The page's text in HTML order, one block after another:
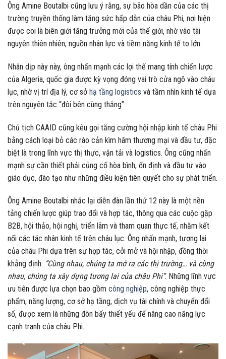
Ông Amine Boutalbi cũng lưu ý rằng, sự bão hòa dần của các thị
trường truyền thống làm tăng sức hấp dẫn của châu Phi, nơi hiện
được coi là biên giới tăng trưởng mới của thế giới, nhờ vào tài
nguyên thiên nhiên, nguồn nhân lực và tiềm năng kinh tế to lớn.
Nhân dịp này này, ông nhấn mạnh các lợi thế mang tính chiến lược
của Algeria, quốc gia được kỳ vọng đóng vai trò cửa ngõ vào châu
lục, nhờ vị trí địa lý, cơ sở hạ tầng logistics và tầm nhìn kinh tế dựa
trên nguyên tắc “đôi bên cùng thắng”.
Chủ tịch CAAID cũng kêu gọi tăng cường hội nhập kinh tế châu Phi
bằng cách loại bỏ các rào cản kìm hãm thương mại và đầu tư, đặc
biệt là trong lĩnh vực thị thực, vận tải và logistics. Ông cũng nhấn
mạnh sự cần thiết phải củng cố hòa bình, ổn định và đầu tư vào
giáo dục, đào tạo như những điều kiện tiên quyết cho sự phát triển.
Ông Amine Boutalbi nhắc lại diễn đàn lần thứ 12 này là một nền
tảng chiến lược giúp trao đổi và hợp tác, thông qua các cuộc gặp
B2B, hội thảo, hội nghị, triển lãm và tham quan thực tế, nhằm kết
nối các tác nhân kinh tế trên châu lục. Ông nhấn mạnh, tương lai
của châu Phi dựa trên sự hợp tác, cởi mở và hội nhập, đồng thời
khẳng định: “Cùng nhau, chúng ta mở ra các thị trường… và cùng
nhau, chúng ta xây dựng tương lai của châu Phi”. Những lĩnh vực
ưu tiên được lựa chọn bao gồm công nghiệp, công nghiệp thực
phẩm, năng lượng, cơ sở hạ tầng, dịch vụ tài chính và chuyển đổi
số, được xem là những đòn bẩy thiết yếu để nâng cao năng lực
cạnh tranh của châu Phi.